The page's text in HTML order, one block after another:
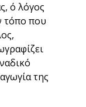
ό λόγος
τόπο που
της